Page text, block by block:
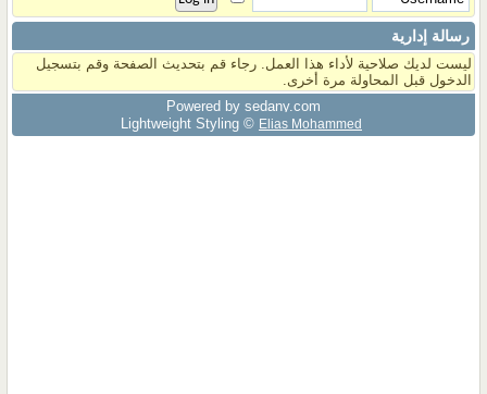
رسالة إدارية
ليست لديك صلاحية لأداء هذا العمل. رجاء قم بتحديث الصفحة وقم بتسجيل
الدخول قبل المحاولة مرة أخرى.
Powered by sedany.com
Lightweight Styling © Elias Mohammed